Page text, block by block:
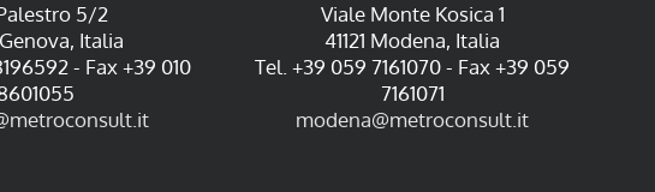
5/2
Genova, Italia
- Fax +39 010
Viale Monte Kosica 1
41121 Modena, Italia
Tel. +39 059 7161070 - Fax +39 059
7161071
modena@metroconsult.it